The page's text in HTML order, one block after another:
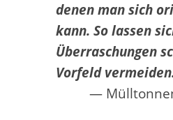
denen man sich
kann. So lassen
Überraschungen
Vorfeld